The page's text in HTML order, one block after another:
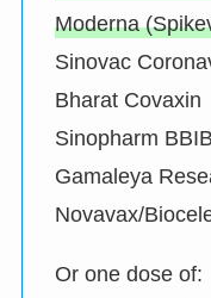
Moderna
Sinovac
Bharat Covaxin
Sinopharm
Gamaleya
Novavax/
Or one dose of: